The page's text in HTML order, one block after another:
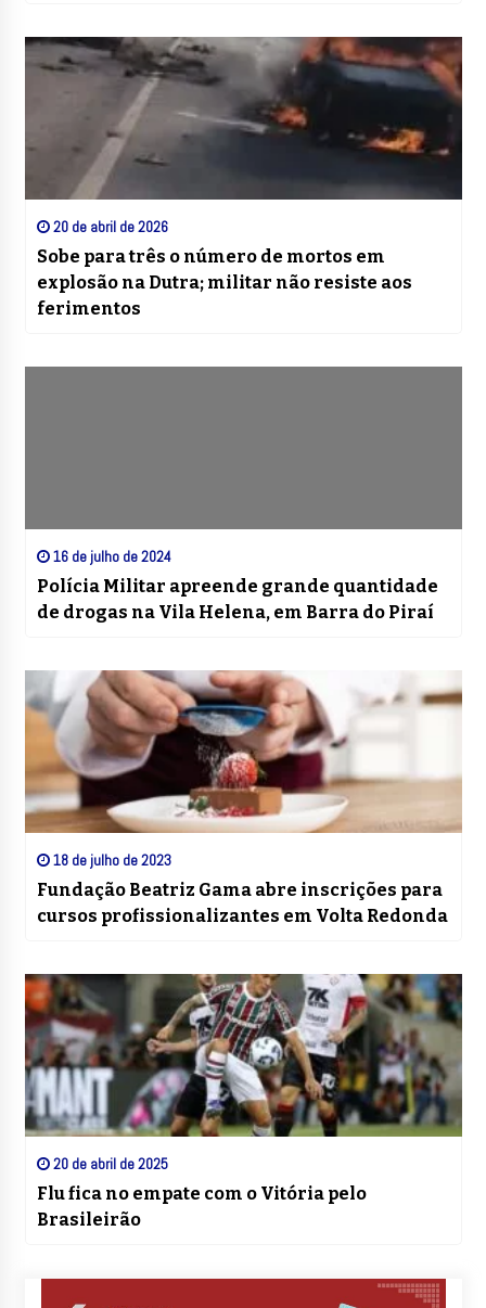
20 de abril de 2026
Sobe para três o número de mortos em
explosão na Dutra; militar não resiste aos
ferimentos
16 de julho de 2024
Polícia Militar apreende grande quantidade
de drogas na Vila Helena, em Barra do Piraí
18 de julho de 2023
Fundação Beatriz Gama abre inscrições para
cursos profissionalizantes em Volta Redonda
20 de abril de 2025
Flu fica no empate com o Vitória pelo
Brasileirão